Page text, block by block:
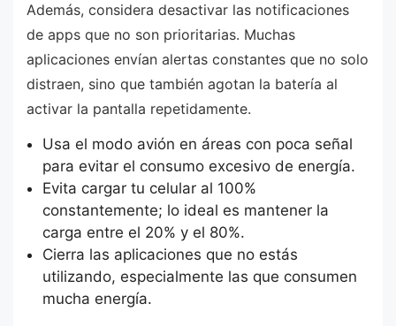
Además, considera desactivar las notificaciones
de apps que no son prioritarias. Muchas
aplicaciones envían alertas constantes que no solo
distraen, sino que también agotan la batería al
activar la pantalla repetidamente.
Usa el modo avión en áreas con poca señal
para evitar el consumo excesivo de energía.
Evita cargar tu celular al 100%
constantemente; lo ideal es mantener la
carga entre el 20% y el 80%.
Cierra las aplicaciones que no estás
utilizando, especialmente las que consumen
mucha energía.